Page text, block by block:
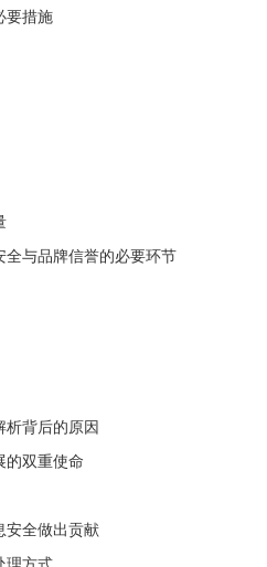
要措施
与品牌信誉的必要环节
析背后的原因
的双重使命
安全做出贡献